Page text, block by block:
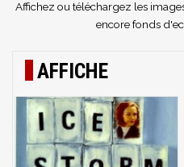
Affichez ou téléchargez les
encore fonds
AFFICHE